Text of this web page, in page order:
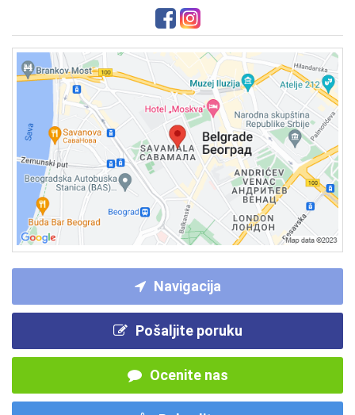
Navigacija
Pošaljite poruku
Ocenite nas